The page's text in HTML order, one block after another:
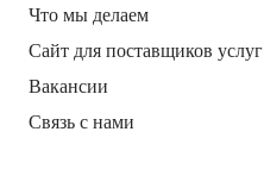
Что мы делаем
Сайт для поставщиков услуг
Вакансии
Связь с нами